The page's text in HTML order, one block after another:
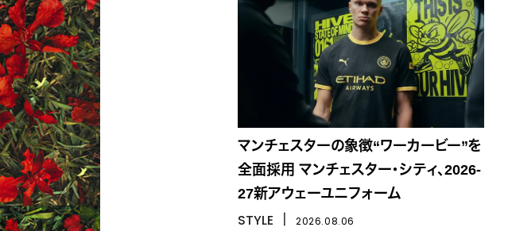
マンチェスターの象徴“ワーカービー”を
全面採用 マンチェスター・シティ、2026-
27新アウェーユニフォーム
STYLE 2026.08.06